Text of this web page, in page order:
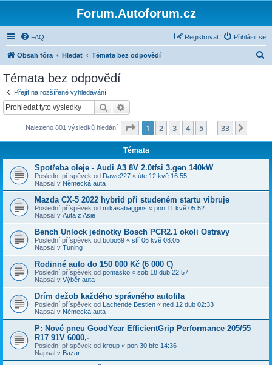
Forum.Autoforum.cz
FAQ Přihlásit se
Registrovat
Obsah fóra Hledat Témata bez odpovědí
Témata bez odpovědí
Přejít na rozšířené vyhledávání
Hledat
Nalezeno 801 výsledků hledání Stránka z 33
1 2 3 4 5 33
Témata
Spotřeba oleje - Audi A3 8V 2.0tfsi 3.gen 140kW
Poslední příspěvek od Dawe227 « úte 12 kvě 16:55
Napsal v Německá auta
Mazda CX-5 2022 hybrid při studeném startu vibruje
Poslední příspěvek od mikasabaggins « pon 11 kvě 05:52
Napsal v Auta z Asie
Bench Unlock jednotky Bosch PCR2.1 okoli Ostravy
Poslední příspěvek od bobo69 « stř 06 kvě 08:05
Napsal v Tuning
Rodinné auto do 150 000 Kč (6 000 €)
Poslední příspěvek od pomasko « sob 18 dub 22:57
Napsal v Výběr auta
Drím dežob každého správného autofila
Poslední příspěvek od Lachende Bestien « ned 12 dub 02:33
Napsal v Německá auta
P: Nové pneu GoodYear EfficientGrip Performance 205/55
R17 91V 6000,-
Poslední příspěvek od kroup « pon 30 bře 14:36
Napsal v Bazar